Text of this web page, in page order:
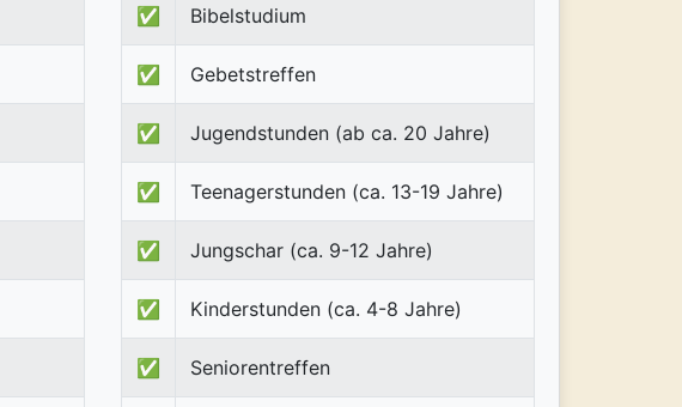
✅ Bibelstudium
✅ Gebetstreffen
✅ Jugendstunden (ab ca. 20 Jahre)
✅ Teenagerstunden (ca. 13-19 Jahre)
✅ Jungschar (ca. 9-12 Jahre)
✅ Kinderstunden (ca. 4-8 Jahre)
✅ Seniorentreffen